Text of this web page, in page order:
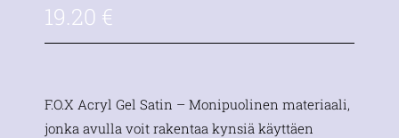
19.20 €
F.O.X Acryl Gel Satin – Monipuolinen materiaali,
jonka avulla voit rakentaa kynsiä käyttäen